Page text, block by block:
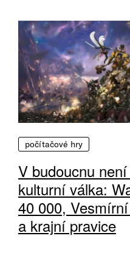
počítačové hry
V budoucnu
kulturní válka:
40 000,
a krajní pravice